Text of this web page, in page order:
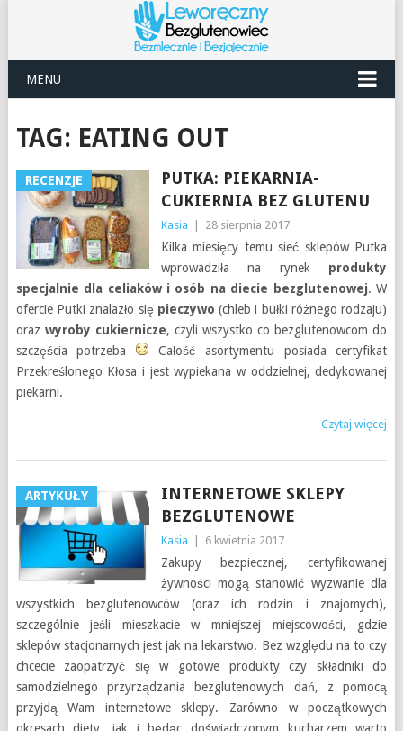
MENU
TAG: EATING OUT
RECENZJE
PUTKA: PIEKARNIA-
CUKIERNIA BEZ GLUTENU
Kasia 28 sierpnia 2017
Kilka miesięcy temu sieć sklepów Putka
wprowadziła na rynek produkty
specjalnie dla celiaków i osób na diecie bezglutenowej. W
ofercie Putki znalazło się pieczywo (chleb i bułki różnego rodzaju)
oraz wyroby cukiernicze, czyli wszystko co bezglutenowcom do
szczęścia potrzeba
Całość asortymentu posiada certyfikat
Przekreślonego Kłosa i jest wypiekana w oddzielnej, dedykowanej
piekarni.
Czytaj więcej
ARTYKUŁY
INTERNETOWE SKLEPY
BEZGLUTENOWE
Kasia 6 kwietnia 2017
Zakupy bezpiecznej, certyfikowanej
żywności mogą stanowić wyzwanie dla
wszystkich bezglutenowców (oraz ich rodzin i znajomych),
szczególnie jeśli mieszkacie w mniejszej miejscowości, gdzie
sklepów stacjonarnych jest jak na lekarstwo. Bez względu na to czy
chcecie zaopatrzyć się w gotowe produkty czy składniki do
samodzielnego przyrządzania bezglutenowych dań, z pomocą
przyjdą Wam internetowe sklepy. Zarówno w początkowych